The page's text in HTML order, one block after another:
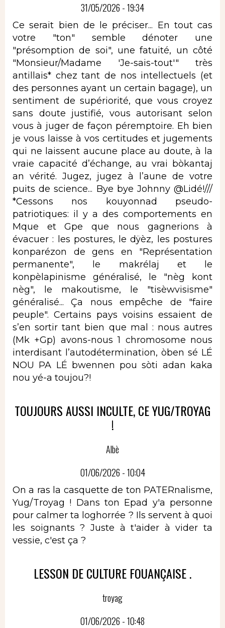
31/05/2026 - 19:34
Ce serait bien de le préciser... En tout cas
votre "ton" semble dénoter une
"présomption de soi", une fatuité, un côté
"Monsieur/Madame 'Je-sais-tout'" très
antillais* chez tant de nos intellectuels (et
des personnes ayant un certain bagage), un
sentiment de supériorité, que vous croyez
sans doute justifié, vous autorisant selon
vous à juger de façon péremptoire. Eh bien
je vous laisse à vos certitudes et jugements
qui ne laissent aucune place au doute, à la
vraie capacité d’échange, au vrai bòkantaj
an vérité. Jugez, jugez à l’aune de votre
puits de science... Bye bye Johnny @Lidé!///
*Cessons nos kouyonnad pseudo-
patriotiques: il y a des comportements en
Mque et Gpe que nous gagnerions à
évacuer : les postures, le dÿèz, les postures
konparézon de gens en "Représentation
permanente", le makrélaj et le
konpèlapinisme généralisé, le "nèg kont
nèg", le makoutisme, le "tisèwvisisme"
généralisé... Ça nous empêche de "faire
peuple". Certains pays voisins essaient de
s’en sortir tant bien que mal : nous autres
(Mk +Gp) avons-nous 1 chromosome nous
interdisant l’autodétermination, òben sé LÉ
NOU PA LÉ bwennen pou sòti adan kaka
nou yé-a toujou?!
TOUJOURS AUSSI INCULTE, CE YUG/TROYAG
!
Albè
01/06/2026 - 10:04
On a ras la casquette de ton PATERnalisme,
Yug/Troyag ! Dans ton Epad y'a personne
pour calmer ta loghorrée ? Ils servent à quoi
les soignants ? Juste à t'aider à vider ta
vessie, c'est ça ?
LESSON DE CULTURE FOUANÇAISE .
troyag
01/06/2026 - 10:48